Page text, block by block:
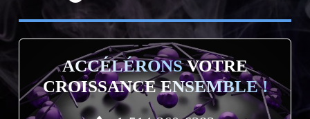
ACCÉLÉRONSVOTRE
CROISSANCEENSEMBLE !